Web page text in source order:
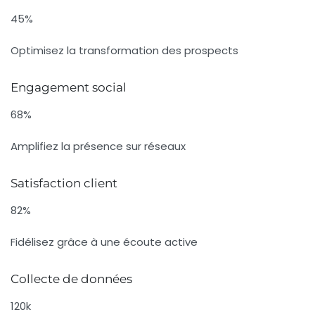
45%
Optimisez la transformation des prospects
Engagement social
68%
Amplifiez la présence sur réseaux
Satisfaction client
82%
Fidélisez grâce à une écoute active
Collecte de données
120k